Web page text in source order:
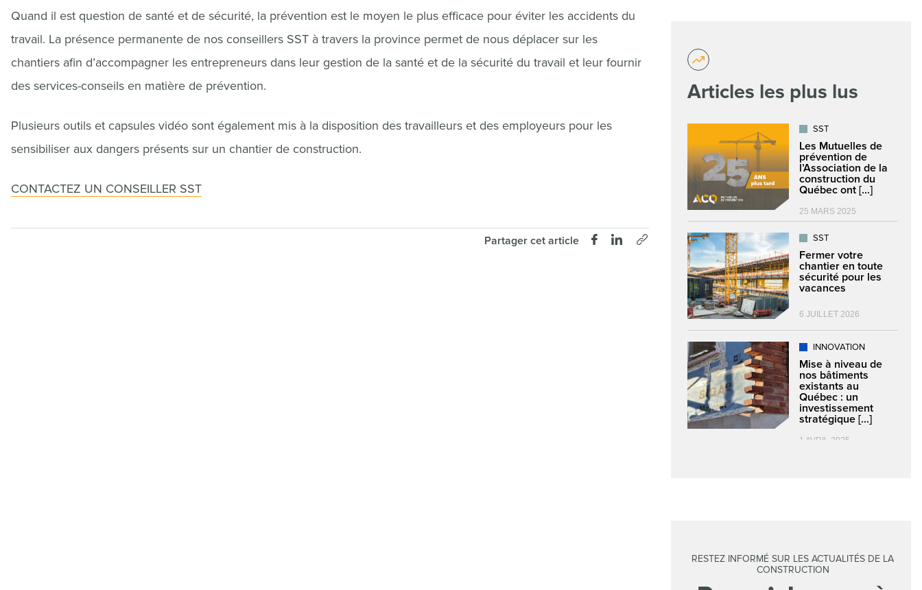
Quand il est question de santé et de sécurité, la prévention est le moyen le plus efficace pour éviter les accidents du
travail. La présence permanente de nos conseillers SST à travers la province permet de nous déplacer sur les
chantiers afin d’accompagner les entrepreneurs dans leur gestion de la santé et de la sécurité du travail et leur fournir
des services-conseils en matière de prévention.
Plusieurs outils et capsules vidéo sont également mis à la disposition des travailleurs et des employeurs pour les
sensibiliser aux dangers présents sur un chantier de construction.
CONTACTEZ UN CONSEILLER SST
Partager cet article
Articles les plus lus
SST
Les Mutuelles de
prévention de
l’Association de la
construction du
Québec ont [...]
25 MARS 2025
SST
Fermer votre
chantier en toute
sécurité pour les
vacances
6 JUILLET 2026
INNOVATION
Mise à niveau de
nos bâtiments
existants au
Québec : un
investissement
stratégique [...]
1 AVRIL 2025
RESTEZ INFORMÉ SUR LES ACTUALITÉS DE LA
CONSTRUCTION